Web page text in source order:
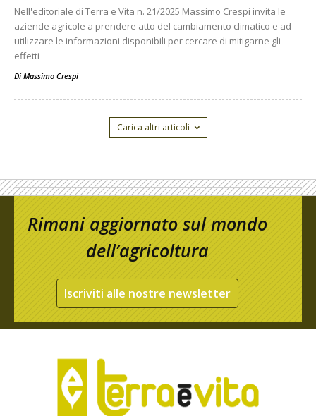
Nell'editoriale di Terra e Vita n. 21/2025 Massimo Crespi invita le
aziende agricole a prendere atto del cambiamento climatico e ad
utilizzare le informazioni disponibili per cercare di mitigarne gli
effetti
Di Massimo Crespi
Carica altri articoli
Rimani aggiornato sul mondo
dell’agricoltura
Iscriviti alle nostre newsletter